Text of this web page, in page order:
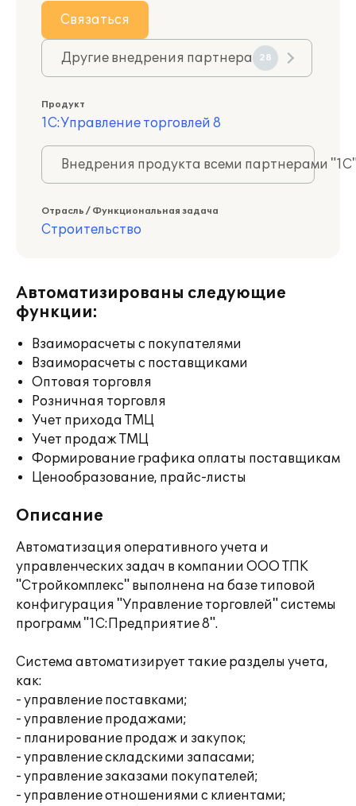
Связаться
Другие внедрения партнера 28
Продукт
1С:Управление торговлей 8
Внедрения продукта всеми партнерами
Отрасль / Функциональная задача
Строительство
Автоматизированы следующие
функции:
Взаиморасчеты с покупателями
Взаиморасчеты с поставщиками
Оптовая торговля
Розничная торговля
Учет прихода ТМЦ
Учет продаж ТМЦ
Формирование графика оплаты поставщикам
Ценообразование, прайс-листы
Описание
Автоматизация оперативного учета и
управленческих задач в компании ООО ТПК
"Стройкомплекс" выполнена на базе типовой
конфигурация "Управление торговлей" системы
программ "1С:Предприятие 8".
Система автоматизирует такие разделы учета,
как:
- управление поставками;
- управление продажами;
- планирование продаж и закупок;
- управление складскими запасами;
- управление заказами покупателей;
- управление отношениями с клиентами;